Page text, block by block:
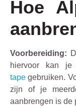
Hoe
Voorbereiding:
hiervoor kan je
tape gebruiken.
zijn of je
aanbrengen is de